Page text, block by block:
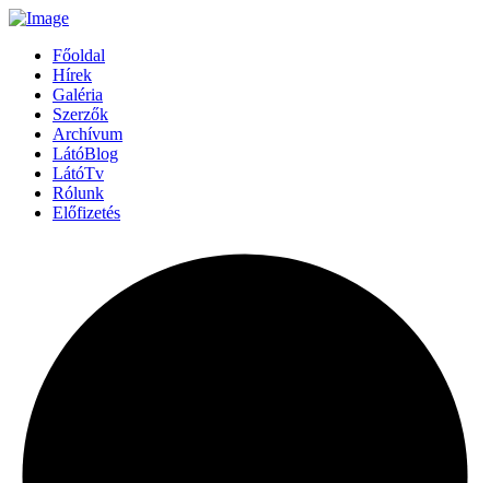
Főoldal
Hírek
Galéria
Szerzők
Archívum
LátóBlog
LátóTv
Rólunk
Előfizetés